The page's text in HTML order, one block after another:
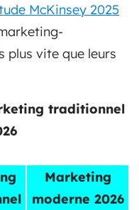
McKinsey 2025
plus vite que leurs
traditionnel
Marketing
moderne 2026